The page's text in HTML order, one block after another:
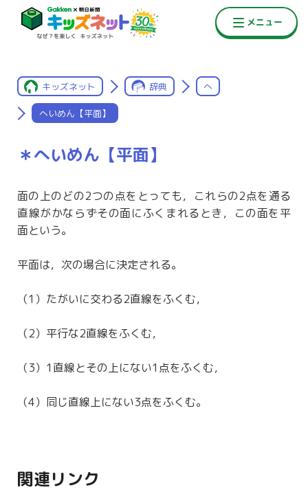
キッズネット 辞典 へ
へいめん【平面】
＊へいめん【平面】
面の上のどの2つの点をとっても，これらの2点を通る
直線がかならずその面にふくまれるとき，この面を平
面という。
平面は，次の場合に決定される。
（1）たがいに交わる2直線をふくむ，
（2）平行な2直線をふくむ，
（3）1直線とその上にない1点をふくむ，
（4）同じ直線上にない3点をふくむ。
関連リンク